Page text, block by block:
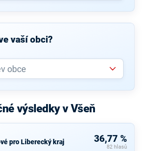
vaší obci?
výsledky v Všeň
pro Liberecký kraj 36,77 %
82 hlasů